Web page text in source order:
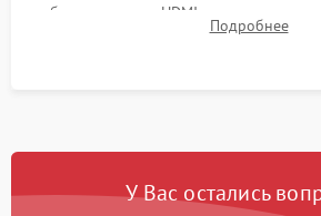
работы разъемов HDMI, динамиков,
в рабочем режиме в течение
Подробнее
У Вас остались